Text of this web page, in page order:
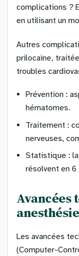
complications ?
en utilisant un
Autres
prilocaïne,
troubles
Prévention :
hématomes.
Traitement :
nerveuses,
Statistique :
résolvent en 6
Avancées
Les avancées
(Computer-